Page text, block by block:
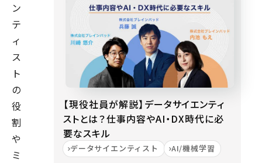
ン
テ
ィ
ス
ト
の
役
割
や
ミ
【現役社員が解説】データサイエンティ
ストとは？仕事内容やAI・DX時代に必
要なスキル
データサイエンティスト AI/機械学習